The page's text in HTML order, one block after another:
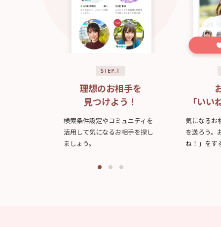
理想のお相手を
見つけよう！
検索条件設定やコミュニティを
活用して気になるお相手を探し
ましょう。
「い
気になるお
を送ろう。
ね！」をす